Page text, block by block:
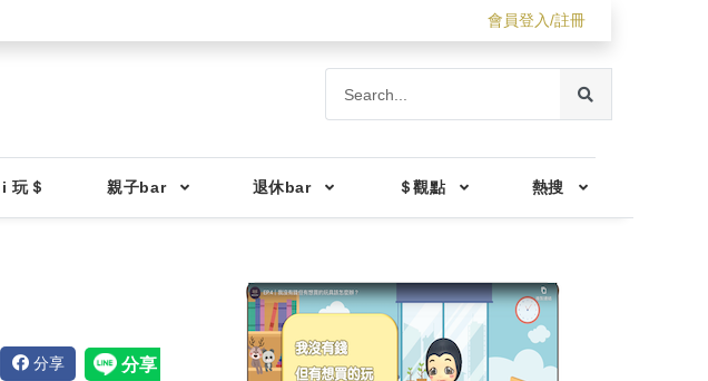
會員登入/註冊
i 玩＄ 親子bar 退休bar ＄觀點 熱搜
分享